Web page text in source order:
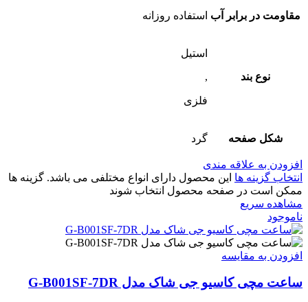
مقاومت در برابر آب استفاده روزانه
نوع بند
استیل
,
فلزی
شکل صفحه گرد
افزودن به علاقه مندی
انتخاب گزینه ها این محصول دارای انواع مختلفی می باشد. گزینه ها
ممکن است در صفحه محصول انتخاب شوند
مشاهده سریع
ناموجود
افزودن به مقایسه
ساعت مچی کاسیو جی شاک مدل G-B001SF-7DR